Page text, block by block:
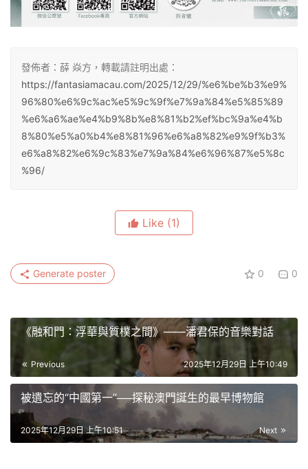
發佈者：薛 焱方，轉載請註明出處：
https://fantasiamacau.com/2025/12/29/%e6%be%b3%e9%
96%80%e6%9c%ac%e5%9c%9f%e7%9a%84%e5%85%89
%e6%a6%ae%e4%b9%8b%e8%81%b2%ef%bc%9a%e4%b
8%80%e5%a0%b4%e8%81%96%e6%a8%82%e9%9f%b3%
e6%a8%82%e6%9c%83%e7%9a%84%e6%96%87%e5%8c
%96/
Like (1)
0 0
Generate poster
《融和門：浮華與質樸之間》——潘君保的音樂對話
Previous 2025年12月29日 上午10:49
被遺忘的“中國第一”──探秘澳門誕生的最早博物館
Next
2025年12月29日 上午10:51